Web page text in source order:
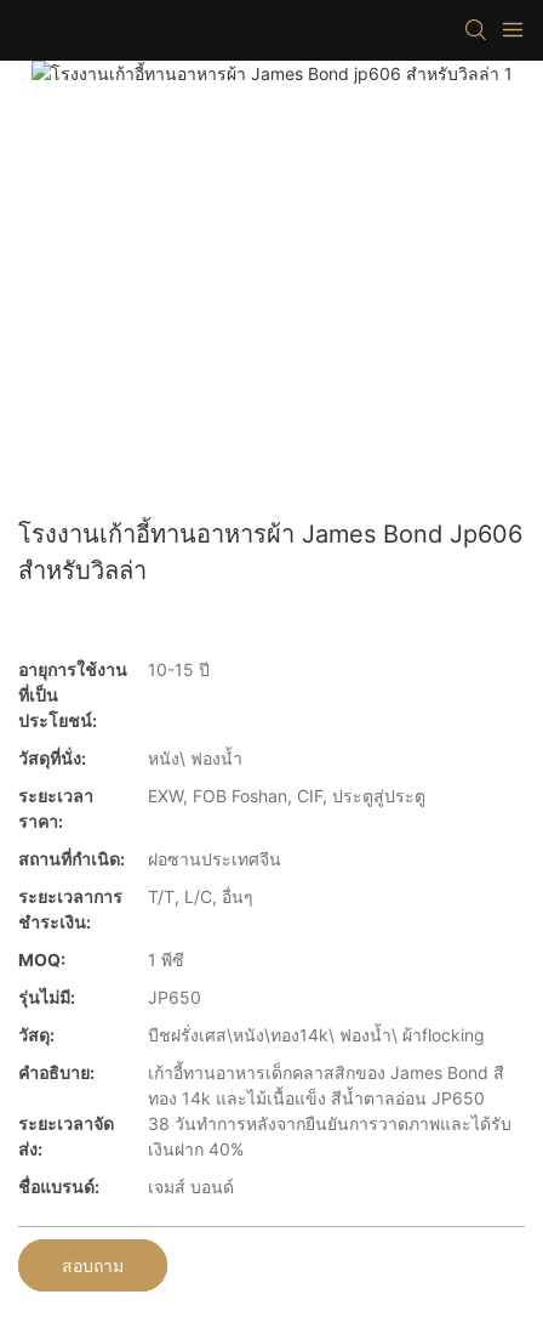
โรงงานเก้าอี้ทานอาหารผ้า James Bond Jp606
สำหรับวิลล่า
อายุการใช้งาน
ที่เป็น
ประโยชน์:
10-15 ปี
วัสดุที่นั่ง:
หนัง\ ฟองน้ำ
ระยะเวลา
ราคา:
EXW, FOB Foshan, CIF, ประตูสู่ประตู
สถานที่กำเนิด:
ฝอซานประเทศจีน
ระยะเวลาการ
ชำระเงิน:
T/T, L/C, อื่นๆ
MOQ:
1 พีซี
รุ่นไม่มี:
JP650
วัสดุ:
บีชฝรั่งเศส\หนัง\ทอง14k\ ฟองน้ำ\ ผ้าflocking
คำอธิบาย:
เก้าอี้ทานอาหารเด็กคลาสสิกของ James Bond สี
ทอง 14k และไม้เนื้อแข็ง สีน้ำตาลอ่อน JP650
ระยะเวลาจัด
ส่ง:
38 วันทำการหลังจากยืนยันการวาดภาพและได้รับ
เงินฝาก 40%
ชื่อแบรนด์:
เจมส์ บอนด์
สอบถาม